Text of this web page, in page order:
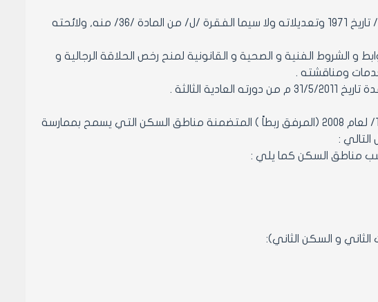
بناء على أحكام قانون الإدارة الصادر بالمرسوم التشريعي رقم / 15 / تاريخ 1971 وتعديلاته ولا سيما الفقرة /ل/ من المادة /36/ منه, ولائحته
الشروط الفنية و الصحية و القانونية لمنح رخص الحلاقة الرجالية و
ومناقشته .
مادة 1- تعدل المادة رقم /2/ من قرار مجلس مدينة حلب رقم /192/ لعام 2008 (المرفق ربطاً ) المتضمنة مناطق السكن التي يسمح بممارسة
:
و السكن الثاني):